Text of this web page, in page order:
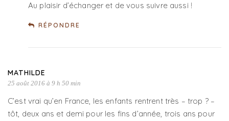
Au plaisir d’échanger et de vous suivre aussi !
RÉPONDRE
MATHILDE
25 août 2016 à 9 h 50 min
C’est vrai qu’en France, les enfants rentrent très – trop ? –
tôt, deux ans et demi pour les fins d’année, trois ans pour